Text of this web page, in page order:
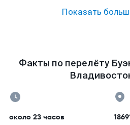
Показать
Факты по перелёту
около 23 часов